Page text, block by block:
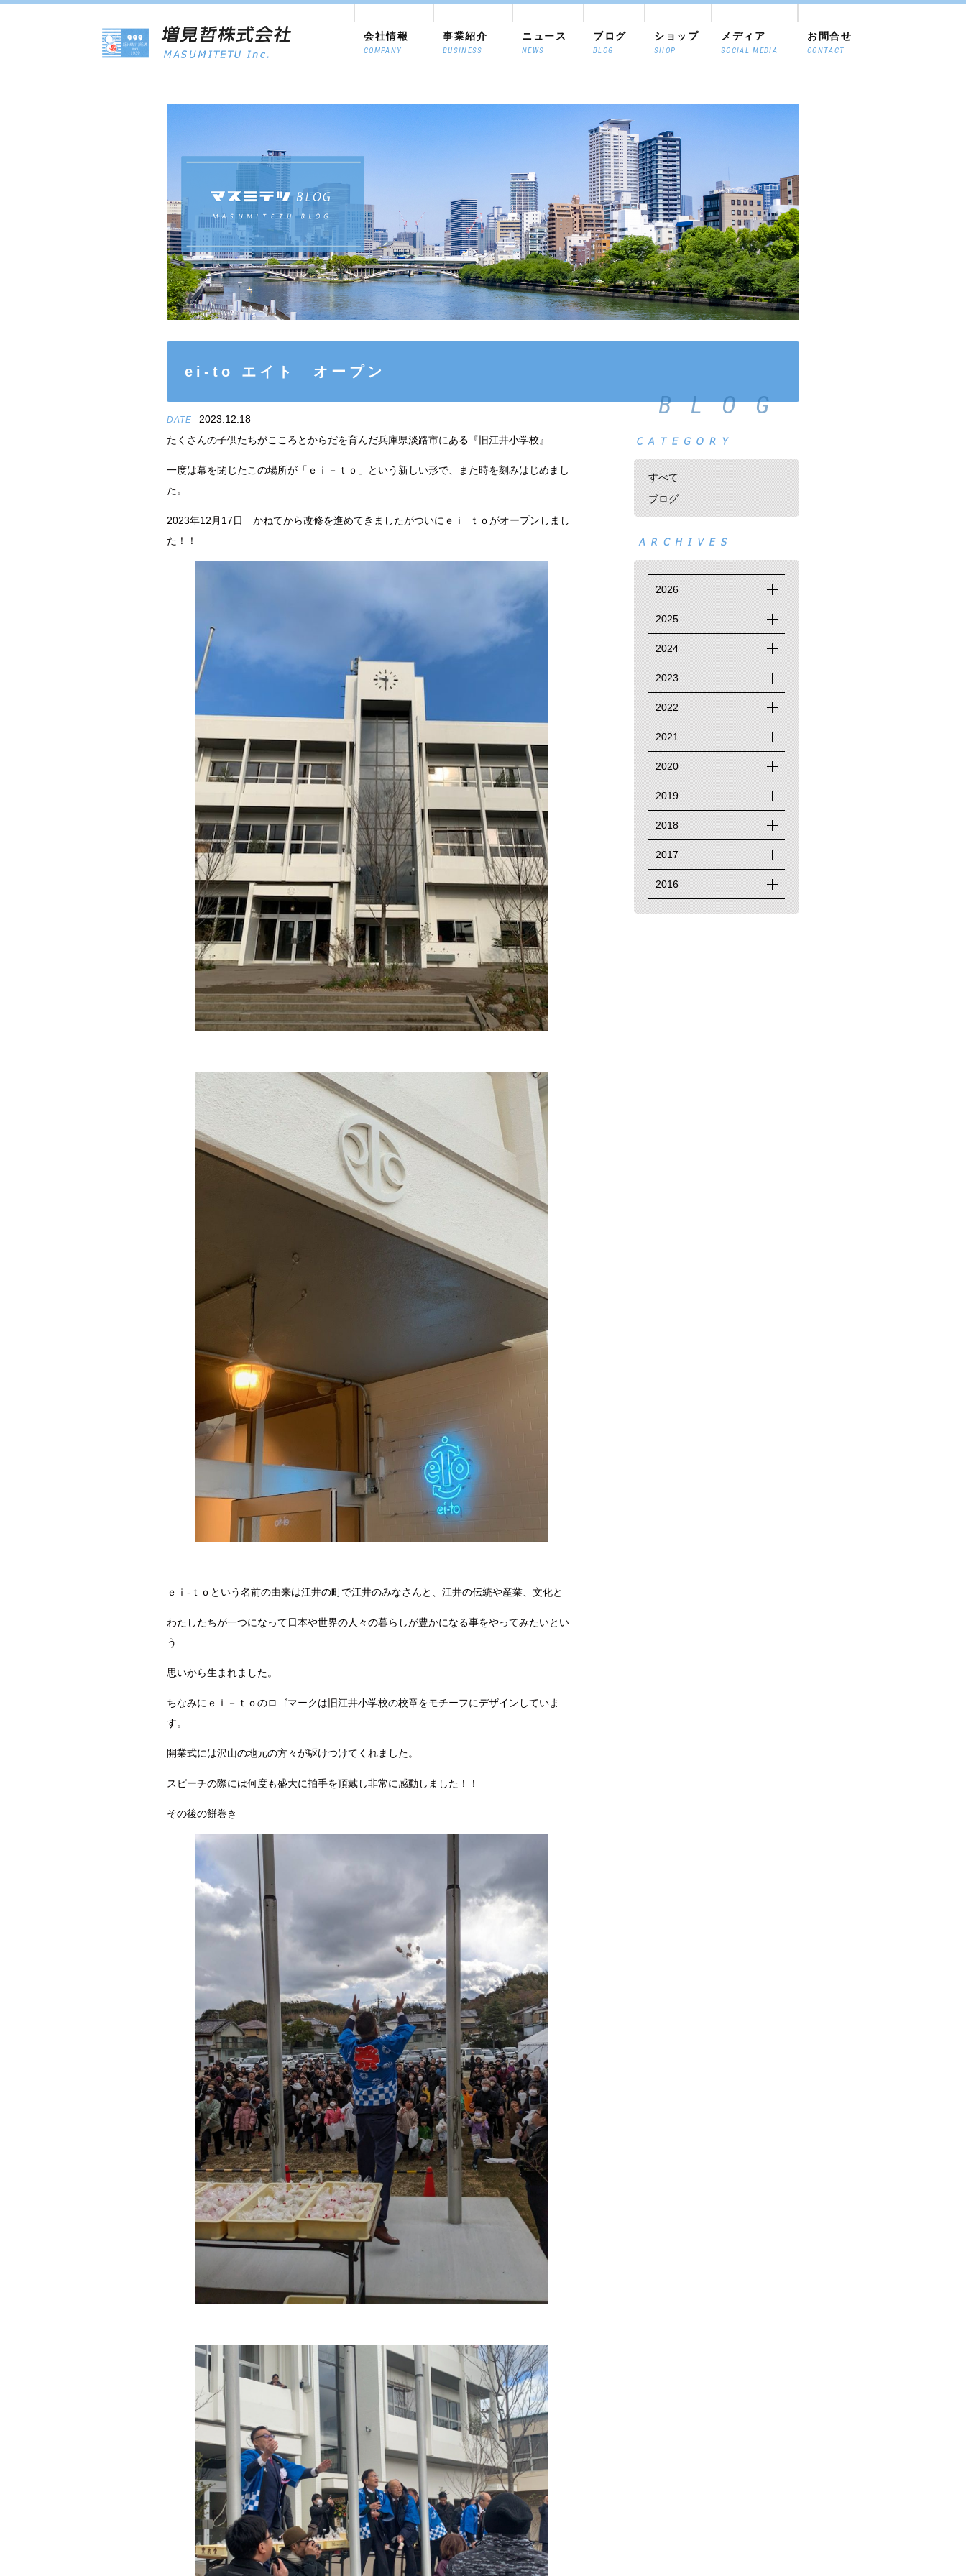
会社情報
COMPANY
事業紹介
BUSINESS
ニュース
NEWS
ブログ
BLOG
ショップ
SHOP
メディア
SOCIAL MEDIA
お問合せ
CONTACT
ei-to エイト オープン
BLOG
DATE
2023.12.18
たくさんの子供たちがこころとからだを育んだ兵庫県淡路市にある『旧江井小学校』
一度は幕を閉じたこの場所が「ｅｉ－ｔｏ」という新しい形で、また時を刻みはじめまし
た。
2023年12月17日 かねてから改修を進めてきましたがついにｅｉｰｔｏがオープンしまし
た！！
ｅｉ-ｔｏという名前の由来は江井の町で江井のみなさんと、江井の伝統や産業、文化と
わたしたちが一つになって日本や世界の人々の暮らしが豊かになる事をやってみたいとい
う
思いから生まれました。
ちなみにｅｉ－ｔｏのロゴマークは旧江井小学校の校章をモチーフにデザインしていま
す。
開業式には沢山の地元の方々が駆けつけてくれました。
スピーチの際には何度も盛大に拍手を頂戴し非常に感動しました！！
その後の餅巻き
すべて
ブログ
2026
2025
2024
2023
2022
2021
2020
2019
2018
2017
2016